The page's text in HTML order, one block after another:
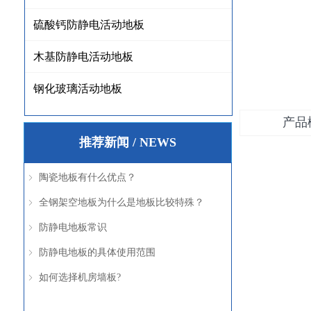
硫酸钙防静电活动地板
木基防静电活动地板
钢化玻璃活动地板
推荐新闻 / NEWS
ꁇ 陶瓷地板有什么优点？
ꁇ 全钢架空地板为什么是地板比较特殊？
ꁇ 防静电地板常识
ꁇ 防静电地板的具体使用范围
ꁇ 如何选择机房墙板?
产品